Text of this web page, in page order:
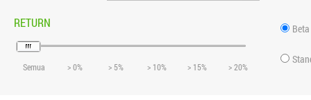
RETURN
Semua > 0% > 5% > 10% > 15% > 20%
Beta